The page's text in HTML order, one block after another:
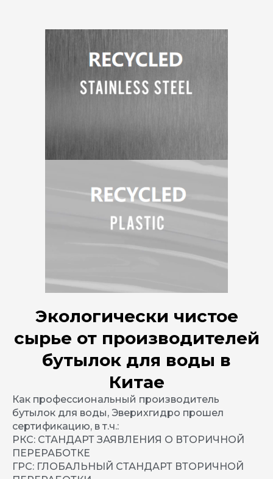
Экологически чистое
сырье от производителей
бутылок для воды в
Китае
Как профессиональный производитель
бутылок для воды, Эверихгидро прошел
сертификацию, в т.ч.:
РКС: СТАНДАРТ ЗАЯВЛЕНИЯ О ВТОРИЧНОЙ
ПЕРЕРАБОТКЕ
ГРС: ГЛОБАЛЬНЫЙ СТАНДАРТ ВТОРИЧНОЙ